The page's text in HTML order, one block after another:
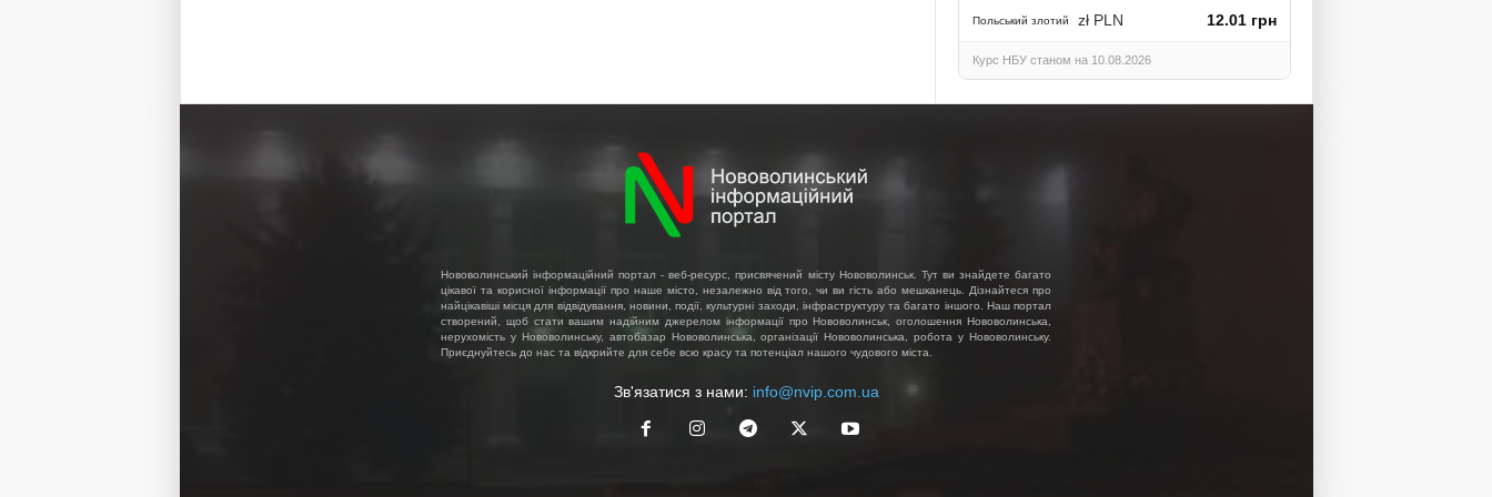
Польський злотий zł PLN 12.01 грн
Курс НБУ станом на 10.08.2026
Нововолинський інформаційний портал - веб-ресурс, присвячений місту Нововолинськ. Тут ви знайдете багато
цікавої та корисної інформації про наше місто, незалежно від того, чи ви гість або мешканець. Дізнайтеся про
найцікавіші місця для відвідування, новини, події, культурні заходи, інфраструктуру та багато іншого. Наш портал
створений, щоб стати вашим надійним джерелом інформації про Нововолинськ, оголошення Нововолинська,
нерухомість у Нововолинську, автобазар Нововолинська, організації Нововолинська, робота у Нововолинську.
Приєднуйтесь до нас та відкрийте для себе всю красу та потенціал нашого чудового міста.
Зв'язатися з нами: info@nvip.com.ua